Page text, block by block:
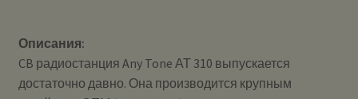
Описания:
CB радиостанция Any Tone АТ 310 выпускается
достаточно давно. Она производится крупным